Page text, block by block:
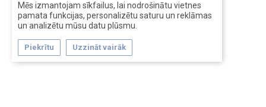
Mēs izmantojam sīkfailus, lai nodrošinātu vietnes
pamata funkcijas, personalizētu saturu un reklāmas
un analizētu mūsu datu plūsmu.
Piekrītu Uzzināt vairāk